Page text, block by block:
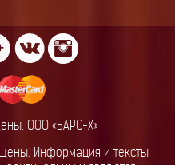
ООО «БАРС-Х»
Информация и тексты